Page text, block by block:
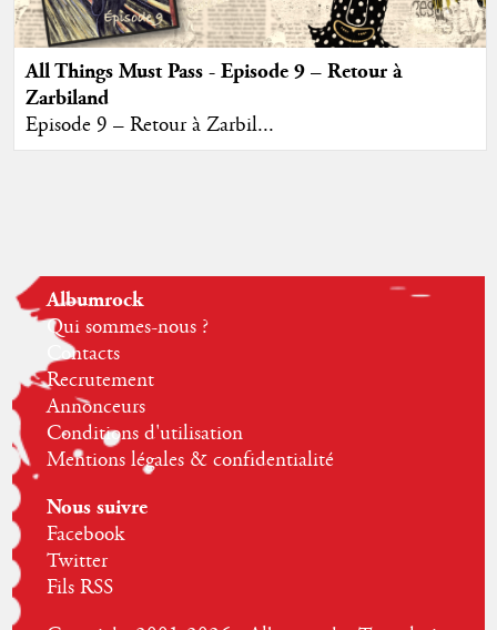
All Things Must Pass - Episode 9 – Retour à
Zarbiland
Episode 9 – Retour à Zarbil...
Albumrock
Qui sommes-nous ?
Contacts
Recrutement
Annonceurs
Conditions d'utilisation
Mentions légales & confidentialité
Nous suivre
Facebook
Twitter
Fils RSS